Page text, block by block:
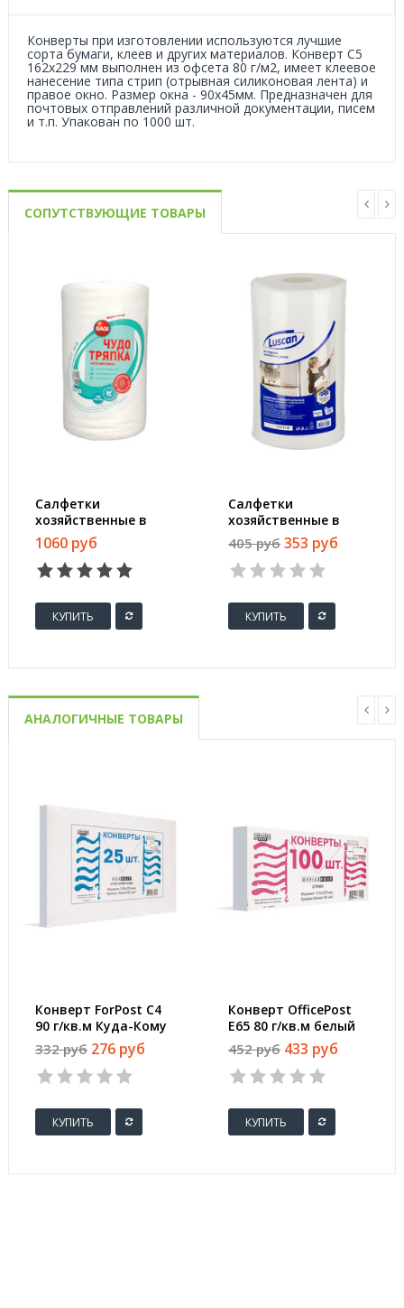
Конверты при изготовлении используются лучшие
сорта бумаги, клеев и других материалов. Конверт С5
162х229 мм выполнен из офсета 80 г/м2, имеет клеевое
нанесение типа стрип (отрывная силиконовая лента) и
правое окно. Размер окна - 90х45мм. Предназначен для
почтовых отправлений различной документации, писем
и т.п. Упакован по 1000 шт.
СОПУТСТВУЮЩИЕ ТОВАРЫ
Салфетки
хозяйственные в
рулоне Bagi Чудо-
тряпка Анти-
Ворсинки вискоза
1060 руб
КУПИТЬ
Салфетки
хозяйственные в
рулоне Luscan
вискоза 25.5x20.5 см
140 листов
405 руб 353 руб
КУПИТЬ
АНАЛОГИЧНЫЕ ТОВАРЫ
Конверт ForPost C4
90 г/кв.м Куда-Кому
белый стрип с
внутренней
запечаткой (25 штук
332 руб 276 руб
КУПИТЬ
Конверт OfficePost
E65 80 г/кв.м белый
стрип с внутренней
запечаткой (100
штук в упаковке)
452 руб 433 руб
КУПИТЬ